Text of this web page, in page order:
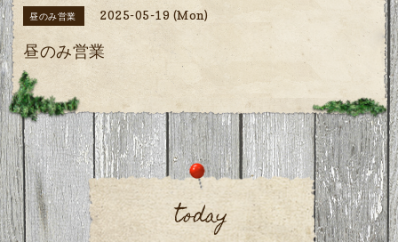
昼のみ営業 2025-05-19 (Mon)
昼のみ営業
today